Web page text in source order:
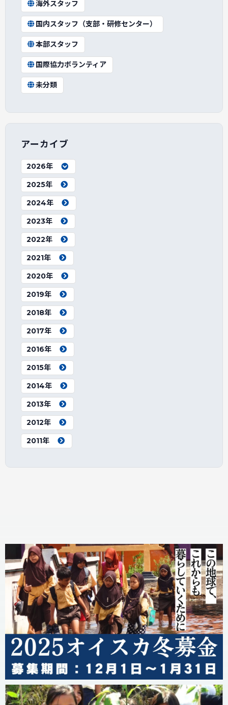
海外スタッフ
国内スタッフ（支部・研修センター）
本部スタッフ
国際協力ボランティア
未分類
アーカイブ
2026年
2025年
2024年
2023年
2022年
2021年
2020年
2019年
2018年
2017年
2016年
2015年
2014年
2013年
2012年
2011年